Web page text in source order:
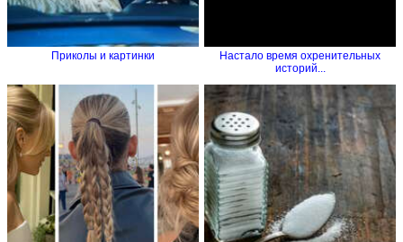
Приколы и картинки
Настало время охренительных
историй...